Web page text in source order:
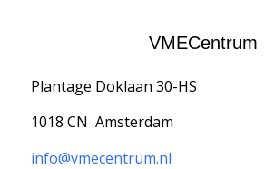
VMECentrum
Plantage Doklaan 30-HS
1018 CN Amsterdam
info@vmecentrum.nl